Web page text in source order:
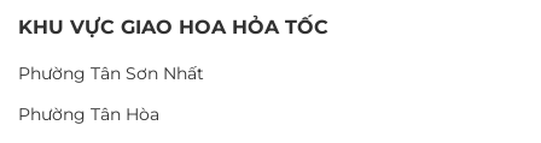
KHU VỰC GIAO HOA HỎA TỐC
Phường Tân Sơn Nhất
Phường Tân Hòa